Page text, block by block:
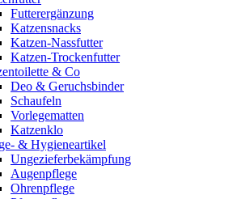
Futterergänzung
Katzensnacks
Katzen-Nassfutter
Katzen-Trockenfutter
& Co
Deo & Geruchsbinder
Schaufeln
Vorlegematten
Katzenklo
& Hygieneartikel
Ungezieferbekämpfung
Augenpflege
Ohrenpflege